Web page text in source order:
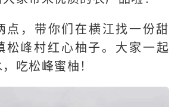
点，带你们在横江找一份甜
峰村红心柚子。大家一起
吃松峰蜜柚！